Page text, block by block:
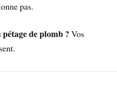
pas.
de plomb ? Vos